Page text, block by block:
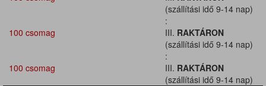
(szállítási idő 9-14 nap)
:
100 csomag
III. RAKTÁRON
(szállítási idő 9-14 nap)
:
100 csomag
III. RAKTÁRON
(szállítási idő 9-14 nap)